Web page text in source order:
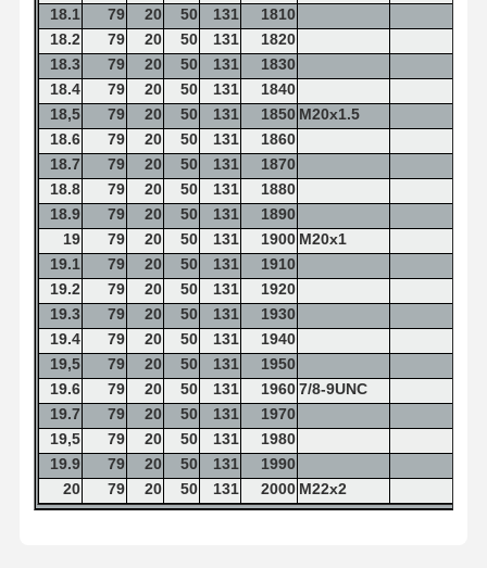
18.1
79 20 50 131
1810
18.2
79 20 50 131
1820
18.3
79 20 50 131
1830
18.4
79 20 50 131
1840
18,5
79 20 50 131 1850 M20x1.5
18.6
79 20 50 131
1860
18.7
79 20 50 131
1870
18.8
79 20 50 131
1880
18.9
79 20 50 131
1890
19
79 20 50 131 1900 M20x1
19.1
79 20 50 131
1910
19.2
79 20 50 131
1920
19.3
79 20 50 131
1930
19.4
79 20 50 131
1940
19,5
79 20 50 131
1950
19.6
79 20 50 131 19607/8-9UNC
19.7
79 20 50 131
1970
19,5
79 20 50 131
1980
19.9
79 20 50 131
1990
20
79 20 50 131 2000 M22x2